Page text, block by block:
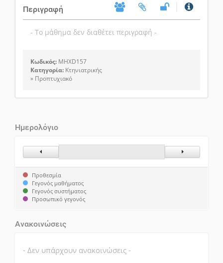
Περιγραφή
- Το μάθημα δεν διαθέτει περιγραφή -
Κωδικός: MHXD157
Κατηγορία: Κτηνιατρικής
» Προπτυχιακό
Ημερολόγιο
Προηγούμενος Μήνας Επόμενος
Προθεσμία
Γεγονός μαθήματος
Γεγονός συστήματος
Προσωπικό γεγονός
Ανακοινώσεις
- Δεν υπάρχουν ανακοινώσεις -